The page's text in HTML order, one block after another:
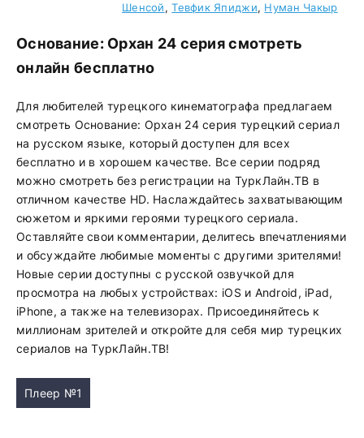
Шенсой,Тевфик Япиджи, Нуман Чакыр
Основание: Орхан 24 серия смотреть
онлайн бесплатно
Для любителей турецкого кинематографа предлагаем
смотреть Основание: Орхан 24 серия турецкий сериал
на русском языке, который доступен для всех
бесплатно и в хорошем качестве. Все серии подряд
можно смотреть без регистрации на ТуркЛайн.ТВ в
отличном качестве HD. Наслаждайтесь захватывающим
сюжетом и яркими героями турецкого сериала.
Оставляйте свои комментарии, делитесь впечатлениями
и обсуждайте любимые моменты с другими зрителями!
Новые серии доступны с русской озвучкой для
просмотра на любых устройствах: iOS и Android, iPad,
iPhone, а также на телевизорах. Присоединяйтесь к
миллионам зрителей и откройте для себя мир турецких
сериалов на ТуркЛайн.ТВ!
Плеер №1